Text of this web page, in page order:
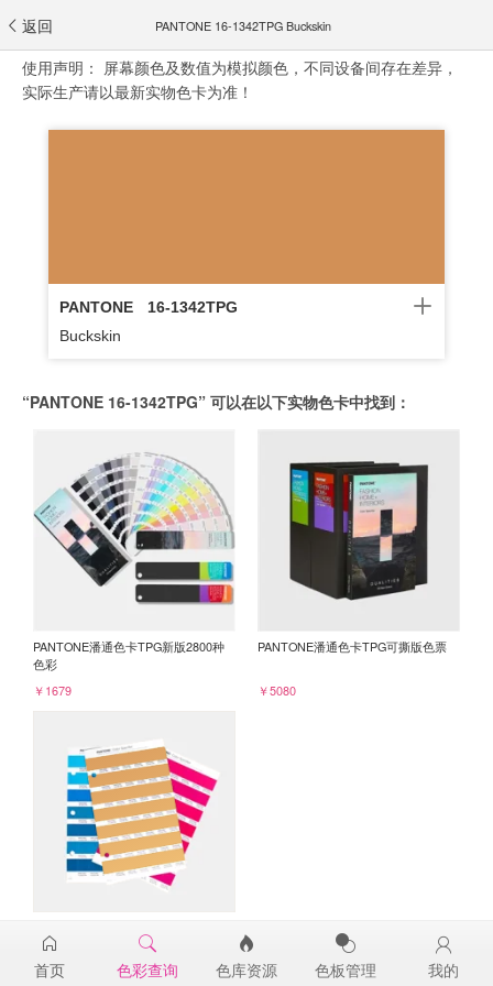
返回 PANTONE 16-1342TPG Buckskin
使用声明： 屏幕颜色及数值为模拟颜色，不同设备间存在差异，
实际生产请以最新实物色卡为准！
PANTONE
16-1342TPG
Buckskin
“PANTONE 16-1342TPG” 可以在以下实物色卡中找到：
PANTONE潘通色卡TPG新版2800种
色彩
￥1679
PANTONE潘通色卡TPG可撕版色票
￥5080
16-1342TPG
￥98
首页 色彩查询 色库资源 色板管理 我的